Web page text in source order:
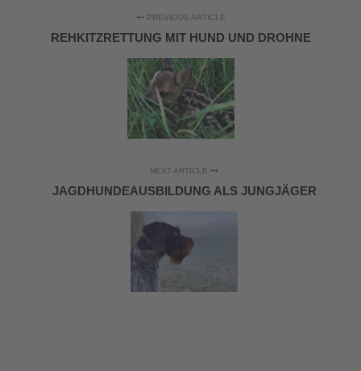
PREVIOUS ARTICLE
REHKITZRETTUNG MIT HUND UND DROHNE
NEXT ARTICLE
JAGDHUNDEAUSBILDUNG ALS JUNGJÄGER